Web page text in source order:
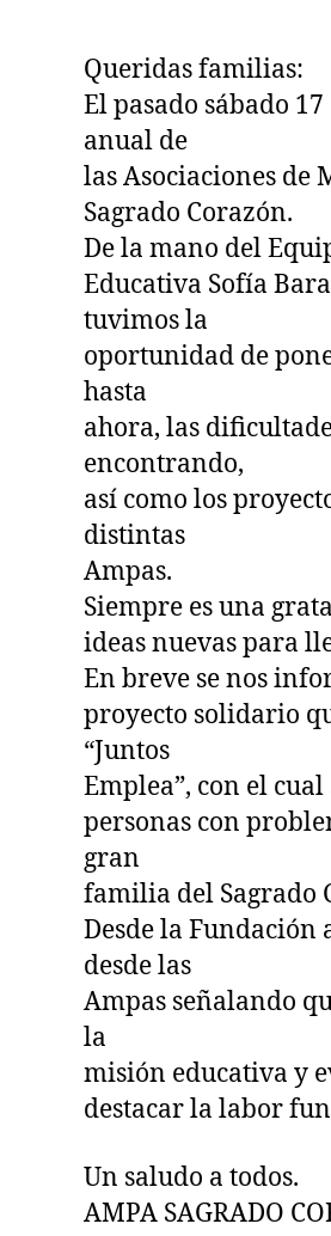
Queridas familias:
El pasado sábado
anual de
las Asociaciones de
Sagrado Corazón.
De la mano del
Educativa Sofía
tuvimos la
oportunidad de
hasta
ahora, las
encontrando,
así como los
distintas
Ampas.
Siempre es una
ideas nuevas para
En breve se nos
proyecto solidario
“Juntos
Emplea”, con el
personas con
gran
familia del Sagrado
Desde la
desde las
Ampas señalando
la
misión educativa y
destacar la labor
Un saludo a todos.
AMPA SAGRADO